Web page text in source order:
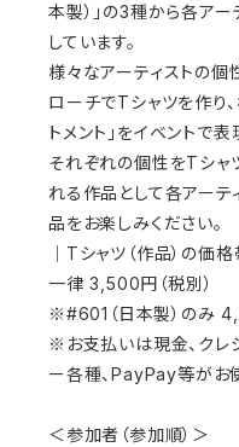
本製）」の3種から各ア
しています。
様々なアーティストの
ローチでTシャツを作り
トメント」をイベントで表
それぞれの個性をTシャ
れる作品として各アー
品をお楽しみください。
｜Tシャツ（作品）の価
一律 3,500円（税別）
※#601（日本製）のみ
※お支払いは現金、クレ
ー各種、PayPay等がお
＜参加者（参加順）＞